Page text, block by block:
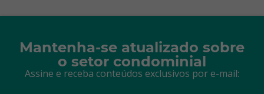
Mantenha-se atualizado sobre
o setor condominial
Assine e receba conteúdos exclusivos por e-mail: